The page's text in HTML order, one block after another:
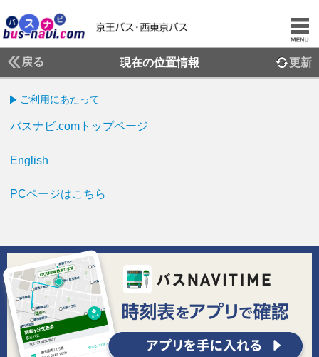
戻る 現在の位置情報 更新
ご利用にあたって
バスナビ.comトップページ
English
PCページはこちら